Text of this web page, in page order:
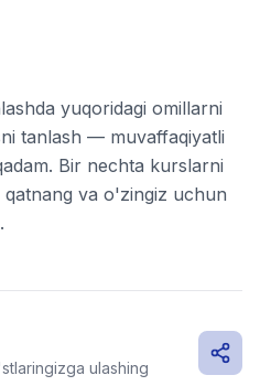
yuqoridagi omillarni
tanlash — muvaffaqiyatli
Bir nechta kurslarni
va o'zingiz uchun
ulashing